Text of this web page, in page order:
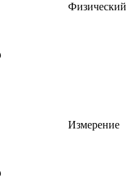
Физический
Измерение